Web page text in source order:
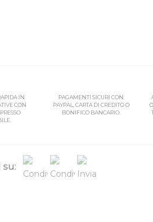
IN
CON
PAGAMENTI SICURI CON
PAYPAL, CARTA DI CREDITO O
BONIFICO BANCARIO.
su: